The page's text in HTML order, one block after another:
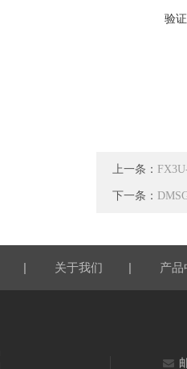
验
上一条：
下一条：
| 关于我们 | 产品